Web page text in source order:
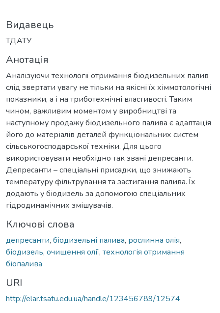
Видавець
ТДАТУ
Анотація
Аналізуючи технології отримання біодизельних палив
слід звертати увагу не тільки на якісні їх хіммотологічні
показники, а і на триботехнічні властивості. Таким
чином, важливим моментом у виробництві та
наступному продажу біодизельного палива є адаптація
його до матеріалів деталей функціональних систем
сільськогосподарської техніки. Для цього
використовувати необхідно так звані депресанти.
Депресанти – спеціальні присадки, що знижають
температуру фільтрування та застигання палива. Їх
додають у біодизель за допомогою спеціальних
гідродинамічних змішувачів.
Ключові слова
депресанти, біодизельні палива, рослинна олія,
біодизель, очищення олії, технологія отримання
біопалива
URI
http://elar.tsatu.edu.ua/handle/123456789/12574